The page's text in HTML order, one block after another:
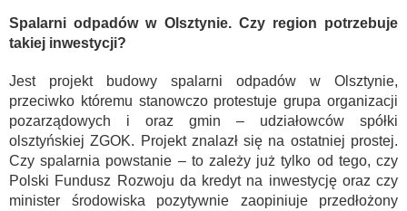
Spalarni odpadów w Olsztynie. Czy region potrzebuje
takiej inwestycji?
Jest projekt budowy spalarni odpadów w Olsztynie,
przeciwko któremu stanowczo protestuje grupa organizacji
pozarządowych i oraz gmin – udziałowców spółki
olsztyńskiej ZGOK. Projekt znalazł się na ostatniej prostej.
Czy spalarnia powstanie – to zależy już tylko od tego, czy
Polski Fundusz Rozwoju da kredyt na inwestycję oraz czy
minister środowiska pozytywnie zaopiniuje przedłożony